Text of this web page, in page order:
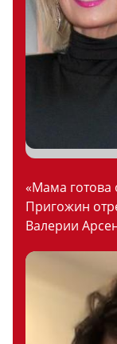
«Мама готова
Пригожин
Валерии